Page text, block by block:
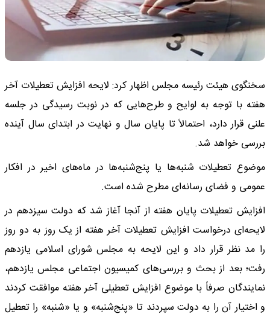
سخنگوی هیئت رئیسه مجلس اظهار کرد: لایحه افزایش تعطیلات آخر
هفته با توجه به لوایح و طرح‌هایی که در نوبت رسیدگی در جلسه
علنی قرار دارد، احتمالاً تا پایان سال و نهایت در ابتدای سال آینده
بررسی خواهد شد.
موضوع تعطیلات شنبه‌ها یا پنج‌شنبه‌ها در ماه‌های اخیر در افکار
عمومی و فضای رسانه‌ای مطرح شده است.
افزایش تعطیلات پایان هفته از آنجا آغاز شد که دولت سیزدهم در
لایحه‌ای درخواست افزایش تعطیلات آخر هفته از یک روز به دو روز
را مد نظر قرار داد و این لایحه به مجلس شورای اسلامی یازدهم
رفت؛ بعد از بحث و بررسی‌های کمیسیون اجتماعی مجلس یازدهم،
نمایندگان صرفاً با موضوع افزایش تعطیلی آخر هفته موافقت کردند
و اختیار آن را به دولت سپردند تا «پنج‌شنبه» و یا «شنبه» را تعطیل